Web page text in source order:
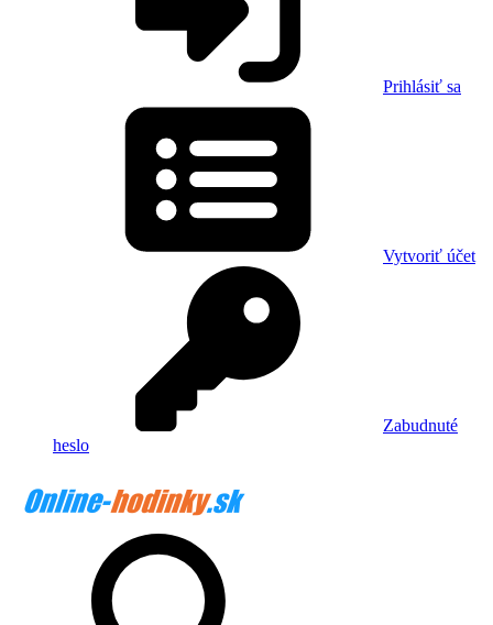
Prihlásiť sa
Vytvoriť účet
Zabudnuté
heslo